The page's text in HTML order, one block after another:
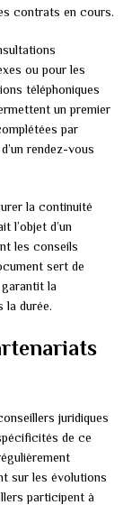
contrats en cours.
ou pour les
téléphoniques
un premier
par
rendez-vous
la continuité
l’objet d’un
les conseils
sert de
la
la durée.
juridiques
de ce
sur les évolutions
participent à